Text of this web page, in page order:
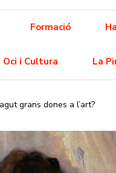
Una Olimpíada contra el
de l’habitatge? Això no
Formació
Oci i Cultura La
grans dones a l’art?